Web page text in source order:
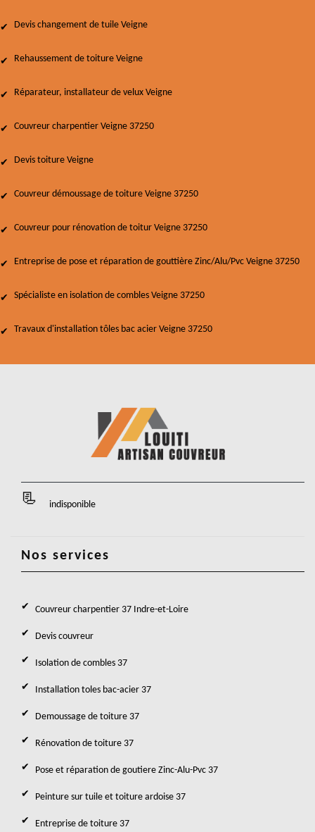
Devis changement de tuile Veigne
Rehaussement de toiture Veigne
Réparateur, installateur de velux Veigne
Couvreur charpentier Veigne 37250
Devis toiture Veigne
Couvreur démoussage de toiture Veigne 37250
Couvreur pour rénovation de toitur Veigne 37250
Entreprise de pose et réparation de gouttière Zinc/Alu/Pvc Veigne 37250
Spécialiste en isolation de combles Veigne 37250
Travaux d'installation tôles bac acier Veigne 37250
indisponible
Nos services
Couvreur charpentier 37 Indre-et-Loire
Devis couvreur
Isolation de combles 37
Installation toles bac-acier 37
Demoussage de toiture 37
Rénovation de toiture 37
Pose et réparation de goutiere Zinc-Alu-Pvc 37
Peinture sur tuile et toiture ardoise 37
Entreprise de toiture 37